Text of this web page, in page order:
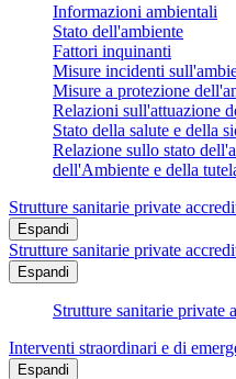
Informazioni ambientali
Stato dell'ambiente
Fattori inquinanti
Misure incidenti
Misure a protezione
Relazioni sull'attuazione
Stato della salute e della
Relazione sullo stato
dell'Ambiente e della
Strutture sanitarie private
Espandi
Strutture sanitarie private
Espandi
Strutture sanitarie private
Interventi straordinari e di
Espandi